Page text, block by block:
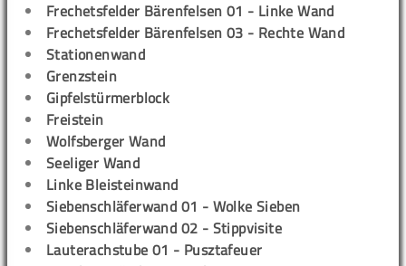
Frechetsfelder Bärenfelsen 01 - Linke Wand
Frechetsfelder Bärenfelsen 03 - Rechte Wand
Stationenwand
Grenzstein
Gipfelstürmerblock
Freistein
Wolfsberger Wand
Seeliger Wand
Linke Bleisteinwand
Siebenschläferwand 01 - Wolke Sieben
Siebenschläferwand 02 - Stippvisite
Lauterachstube 01 - Pusztafeuer